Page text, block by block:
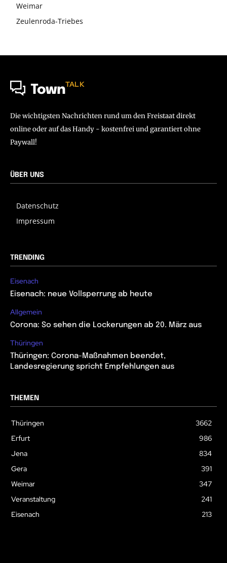
Weimar
Zeulenroda-Triebes
TownTALK
Die wichtigsten Nachrichten rund um den Freistaat direkt
online oder auf das Handy - kostenfrei und garantiert ohne
Paywall!
ÜBER UNS
Datenschutz
Impressum
TRENDING
Eisenach
Eisenach: neue Vollsperrung ab heute
Allgemein
Corona: So sehen die Lockerungen ab 20. März aus
Thüringen
Thüringen: Corona-Maßnahmen beendet,
Landesregierung spricht Empfehlungen aus
THEMEN
Thüringen
3662
Erfurt
986
Jena
834
Gera
391
Weimar
347
Veranstaltung
241
Eisenach
213